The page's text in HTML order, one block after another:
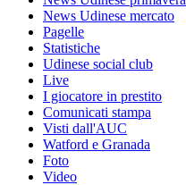
News Udinese mercato
Pagelle
Statistiche
Udinese social club
Live
I giocatore in prestito
Comunicati stampa
Visti dall'AUC
Watford e Granada
Foto
Video